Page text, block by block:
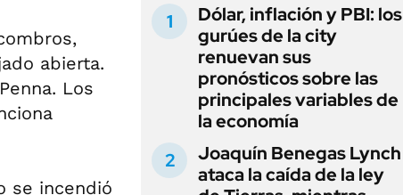
abierta.
Los
se incendió
Dólar, inflación y PBI: los
gurúes de la city
renuevan sus
pronósticos sobre las
principales variables de
la economía
Joaquín Benegas Lynch
ataca la caída de la ley